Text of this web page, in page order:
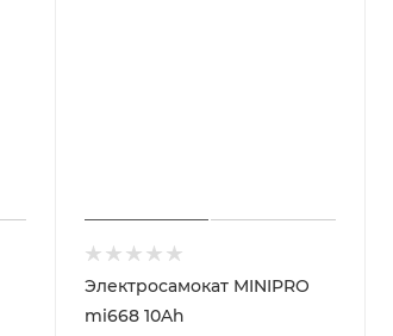
Электросамокат MINIPRO
mi668 10Ah